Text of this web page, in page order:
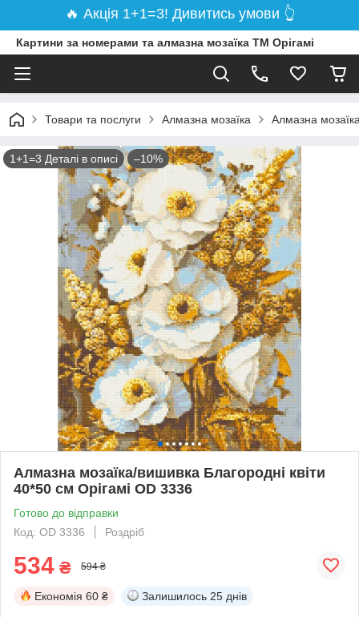
🔥 Акція 1+1=3! Дивитись умови 👆
Картини за номерами та алмазна мозаїка ТМ Орігамі
Товари та послуги Алмазна мозаїка Алмазна
1+1=3 Деталі в описі –10%
Алмазна мозаїка/вишивка Благородні квіти
40*50 см Орігамі OD 3336
Готово до відправки
Код: OD 3336
Роздріб
534 ₴ 594 ₴
Економія 60 ₴ Залишилось 25 днів